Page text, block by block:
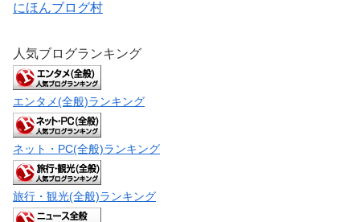
にほんブログ村
人気ブログランキング
エンタメ(全般)ランキング
ネット・PC(全般)ランキング
旅行・観光(全般)ランキング